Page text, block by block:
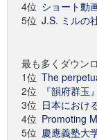
4位 ショート動
5位 J.S. ミルの
最も多くダウン
1位 The
2位
『韻府群玉
3位 日本におけ
4位 Promoting
5位 慶應義塾大